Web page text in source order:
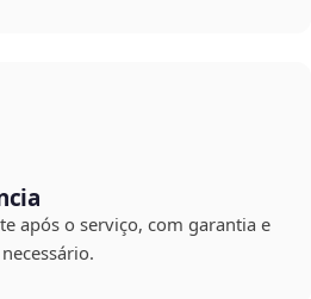
após o serviço, com garantia e